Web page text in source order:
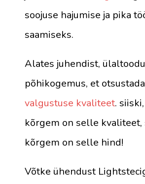
soojuse hajumise ja pika
saamiseks.
Alates juhendist,
põhikogemus, et otsustada
valgustuse kvaliteet.
kõrgem on selle kvaliteet,
kõrgem on selle hind!
Võtke ühendust